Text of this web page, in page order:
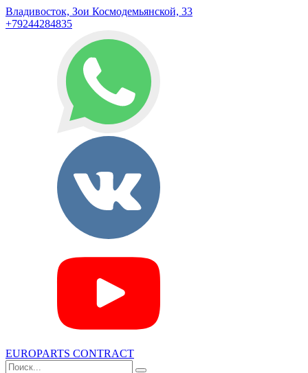
Владивосток, Зои Космодемьянской, 33
+79244284835
EUROPARTS CONTRACT